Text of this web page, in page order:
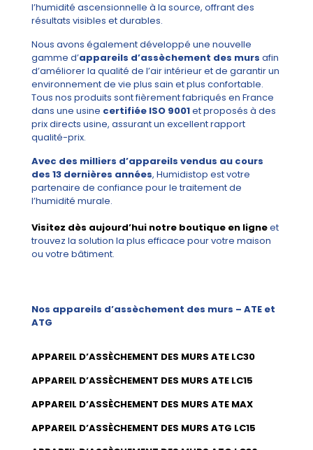
l’humidité ascensionnelle à la source, offrant des
résultats visibles et durables.
Nous avons également développé une nouvelle
gamme d’appareils d’assèchement des murs afin
d’améliorer la qualité de l’air intérieur et de garantir un
environnement de vie plus sain et plus confortable.
Tous nos produits sont fièrement fabriqués en France
dans une usine certifiée ISO 9001et proposés à des
prix directs usine, assurant un excellent rapport
qualité-prix.
Avec des milliers d’appareils vendus au cours
des 13 dernières années, Humidistop est votre
partenaire de confiance pour le traitement de
l’humidité murale.
Visitez dès aujourd’hui notre boutique en ligneet
trouvez la solution la plus efficace pour votre maison
ou votre bâtiment.
Nos appareils d’assèchement des murs – ATE et
ATG
APPAREIL D’ASSÈCHEMENT DES MURS ATE LC30
APPAREIL D’ASSÈCHEMENT DES MURS ATE LC15
APPAREIL D’ASSÈCHEMENT DES MURS ATE MAX
APPAREIL D’ASSÈCHEMENT DES MURS ATG LC15